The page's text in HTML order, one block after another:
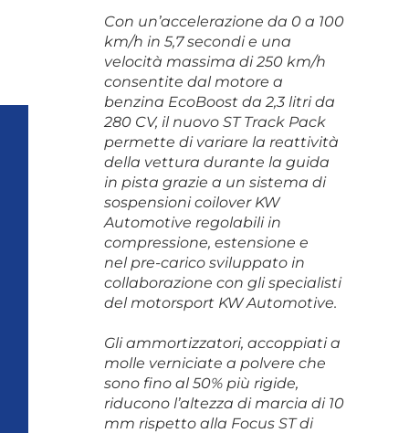
Con un’accelerazione da 0 a 100
km/h in 5,7 secondi e una
velocità massima di 250 km/h
consentite dal motore a
benzina EcoBoost da 2,3 litri da
280 CV, il nuovo ST Track Pack
permette di variare la reattività
della vettura durante la guida
in pista grazie a un sistema di
sospensioni coilover KW
Automotive regolabili in
compressione, estensione e
nel pre-carico sviluppato in
collaborazione con gli specialisti
del motorsport KW Automotive.
Gli ammortizzatori, accoppiati a
molle verniciate a polvere che
sono fino al 50% più rigide,
riducono l’altezza di marcia di 10
mm rispetto alla Focus ST di